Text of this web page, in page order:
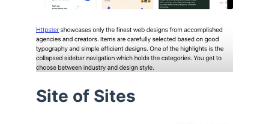
Site of Sites